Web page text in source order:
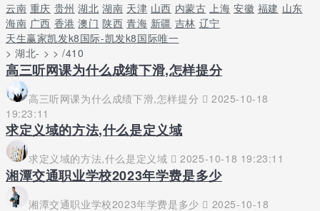
云南 重庆 贵州 湖北 湖南 天津 山西 内蒙古 上海 安徽 福建 山东
海南 广西 香港 澳门 陕西 青海 新疆 吉林 辽宁
天生赢家凯发k8国际-凯发k8国际唯一
> 湖北- > > /410
高三听网课为什么成绩下滑,怎样提分
高三听网课为什么成绩下滑,怎样提分
2025-10-18
19:23:11
求定义域的方法,什么是定义域
求定义域的方法,什么是定义域 2025-10-18 19:23:11
湘潭交通职业学校2023年学费是多少
湘潭交通职业学校2023年学费是多少
2025-10-18